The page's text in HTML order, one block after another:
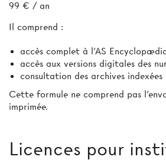
99 € / an
Il comprend :
accès complet à l’AS
accès aux versions digitales des
consultation des archives indexées
Cette formule ne comprend pas
imprimée.
Licences pour